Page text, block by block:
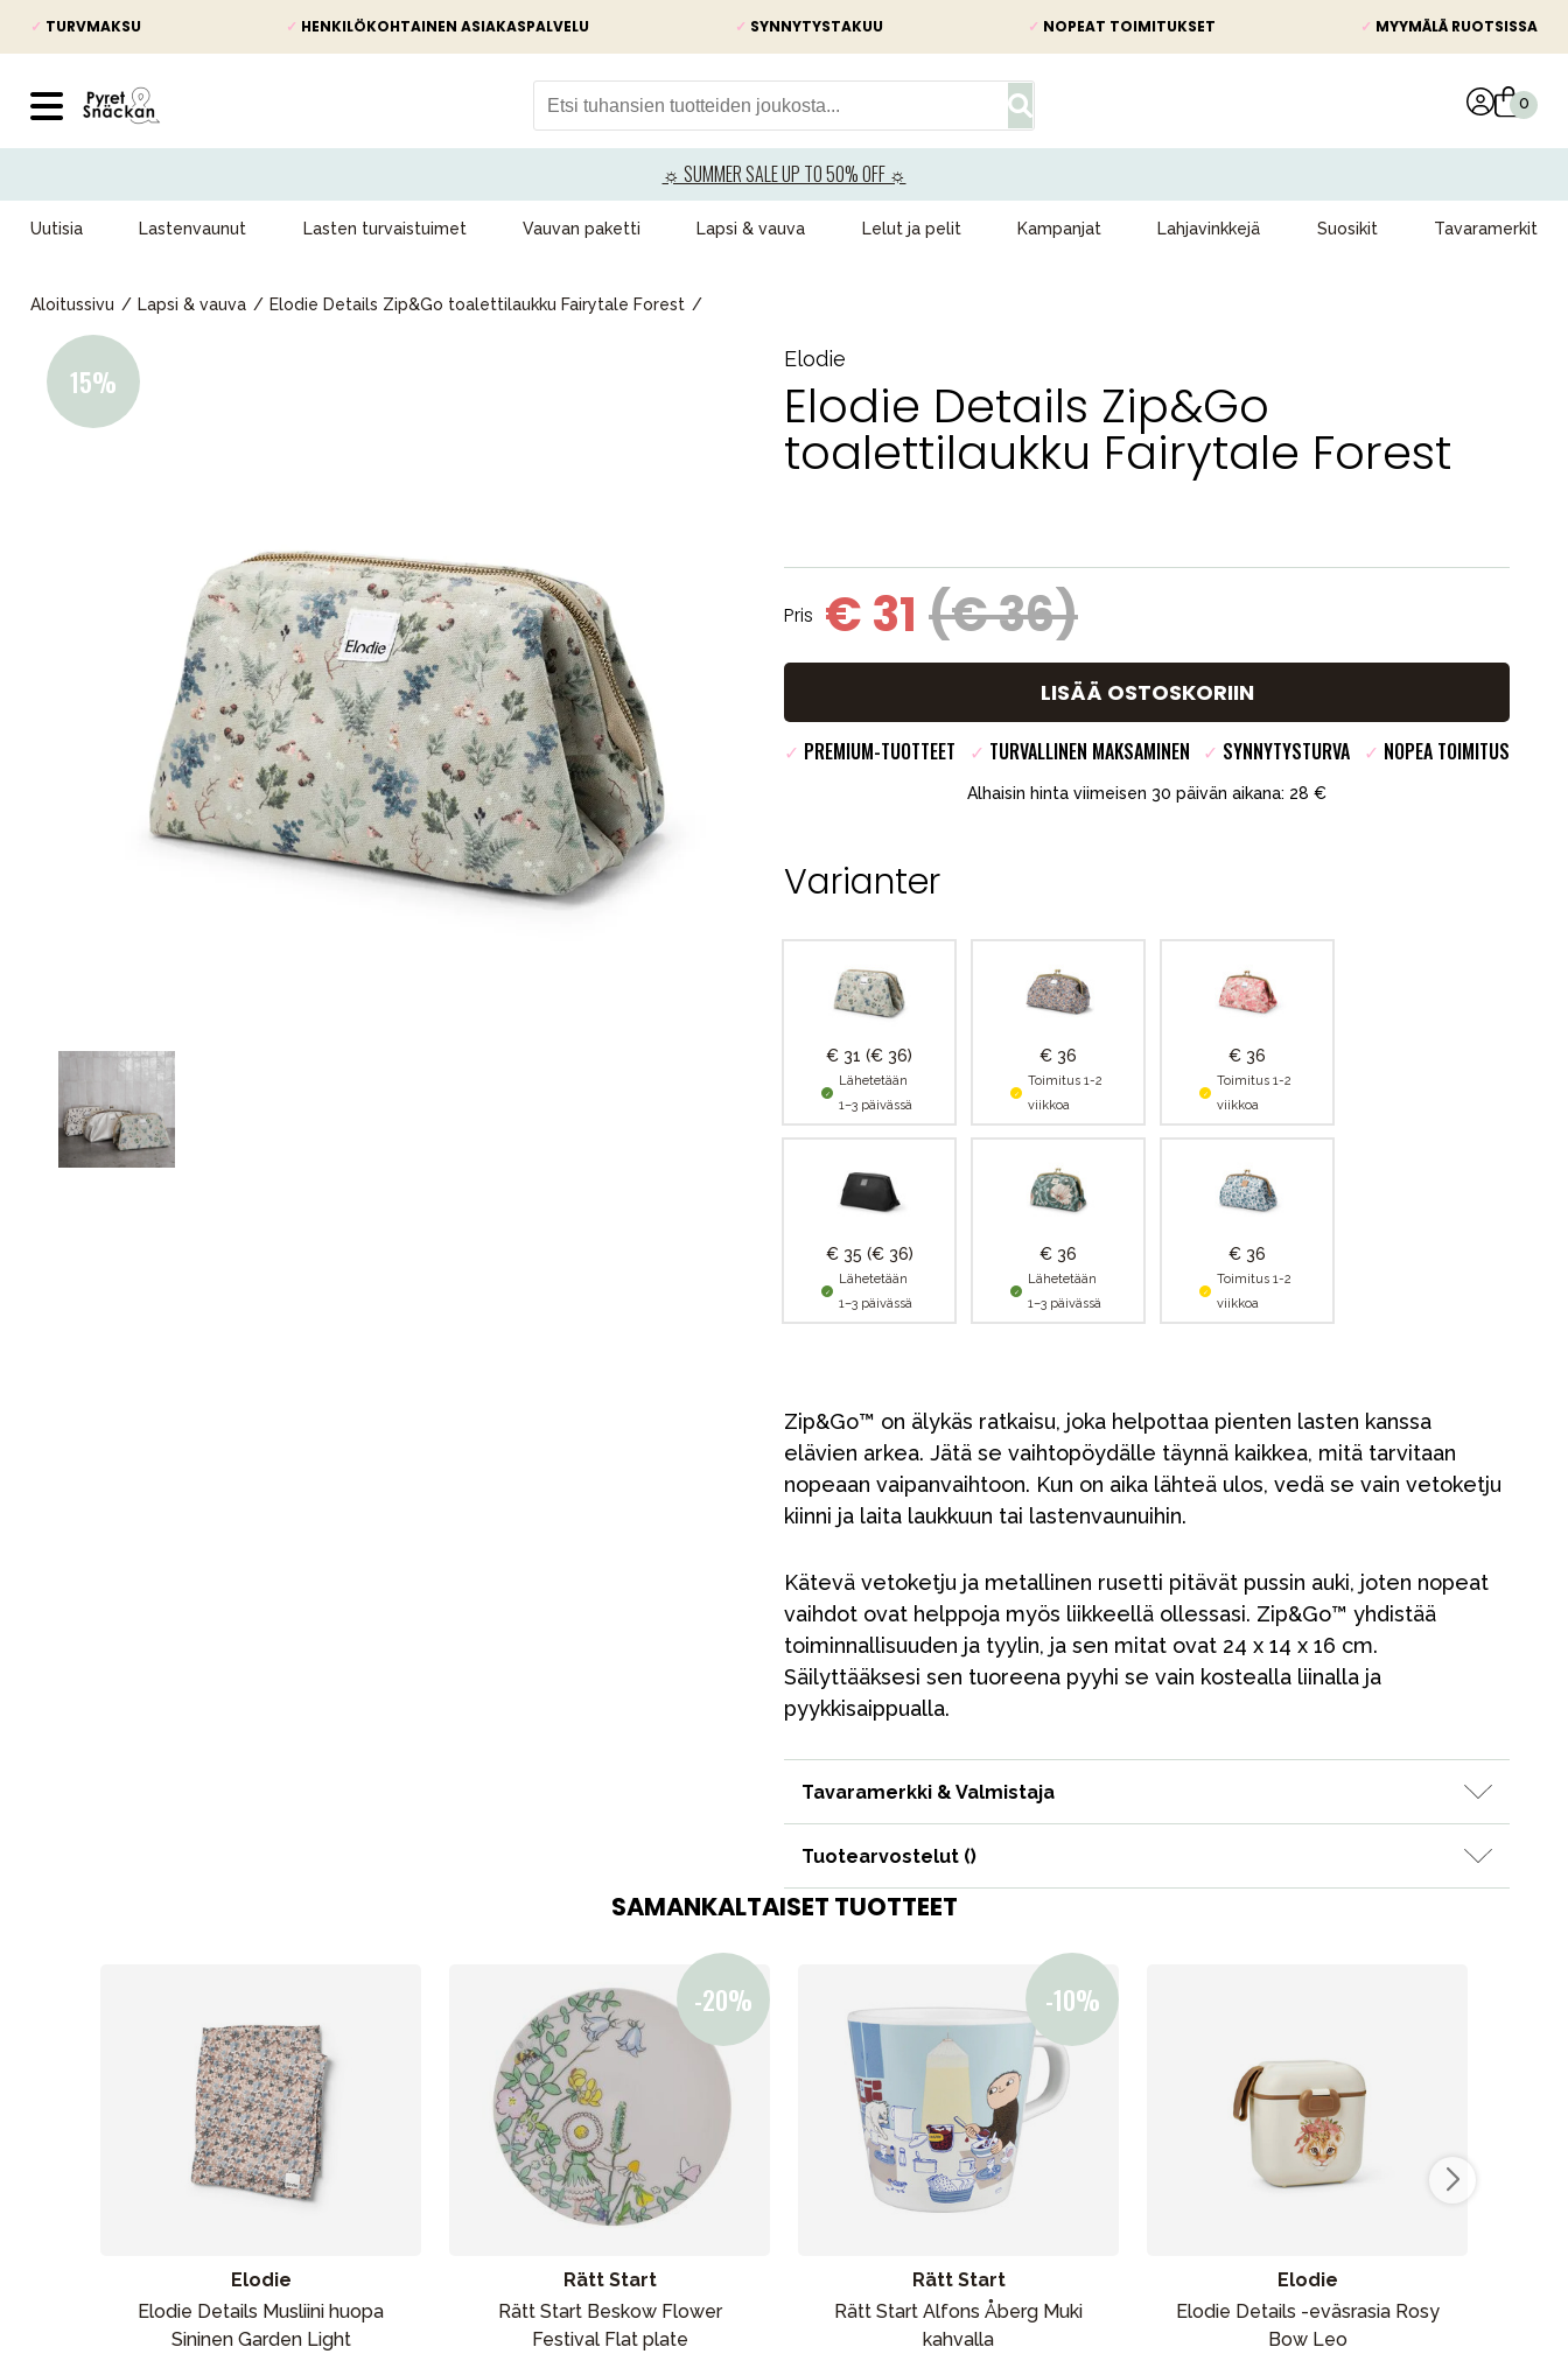
✓ TURVMAKSU ✓ HENKILÖKOHTAINEN ASIAKASPALVELU ✓ SYNNYTYSTAKUU ✓ NOPEAT TOIMITUKSET ✓ MYYMÄLÄ RUOTSISSA
☼ SUMMER SALE UP TO 50% OFF ☼
Uutisia Lastenvaunut Lasten turvaistuimet Vauvan paketti Lapsi & vauva Lelut ja pelit Kampanjat Lahjavinkkejä Suosikit Tavaramerkit
Aloitussivu Lapsi & vauva Elodie Details Zip&Go toalettilaukku Fairytale Forest
Elodie
Elodie Details Zip&Go
toalettilaukku Fairytale Forest
Pris € 31 (€ 36)
LISÄÄ OSTOSKORIIN
✓ PREMIUM-TUOTTEET ✓ TURVALLINEN MAKSAMINEN ✓ SYNNYTYSTURVA ✓ NOPEA TOIMITUS
Alhaisin hinta viimeisen 30 päivän aikana: 28 €
Varianter
€ 31 (€ 36)
Lähetetään
1–3 päivässä
€ 36
Toimitus 1-2
viikkoa
€ 36
Toimitus 1-2
viikkoa
€ 35 (€ 36)
Lähetetään
1–3 päivässä
€ 36
Lähetetään
1–3 päivässä
€ 36
Toimitus 1-2
viikkoa
Zip&Go™ on älykäs ratkaisu, joka helpottaa pienten lasten kanssa
elävien arkea. Jätä se vaihtopöydälle täynnä kaikkea, mitä tarvitaan
nopeaan vaipanvaihtoon. Kun on aika lähteä ulos, vedä se vain vetoketju
kiinni ja laita laukkuun tai lastenvaunuihin.
Kätevä vetoketju ja metallinen rusetti pitävät pussin auki, joten nopeat
vaihdot ovat helppoja myös liikkeellä ollessasi. Zip&Go™ yhdistää
toiminnallisuuden ja tyylin, ja sen mitat ovat 24 x 14 x 16 cm.
Säilyttääksesi sen tuoreena pyyhi se vain kostealla liinalla ja
pyykkisaippualla.
Tavaramerkki & Valmistaja
Tuotearvostelut ()
SAMANKALTAISET TUOTTEET
Elodie
Elodie Details Musliini huopa
Sininen Garden Light
Rätt Start
Rätt Start Beskow Flower
Festival Flat plate
Rätt Start
Rätt Start Alfons Åberg Muki
kahvalla
Elodie
Elodie Details -eväsrasia Rosy
Bow Leo
VÅRT SORTIMENT
Äiti & Isä
Huonekalut & vuodevaatteet
Tarvikkeet
Suosikit
Outlet Opas Ota meihin yhteyttä osoitteessa